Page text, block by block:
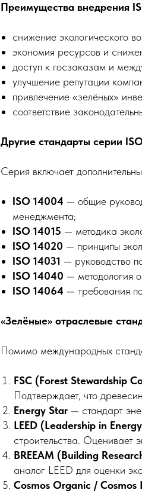
Преимущества внедрения
снижение экологического
экономия ресурсов и
доступ к госзаказам и
улучшение репутации
привлечение «зелёных»
соответствие
Другие стандарты серии
Серия включает
ISO 14004 — общие
менеджмента;
ISO 14015 — методика
ISO 14020 — принципы
ISO 14031 — руководство
ISO 14040 — методология
ISO 14064 — требования
«Зелёные» отраслевые
Помимо международных
FSC (Forest Stewardship
Подтверждает, что
Energy Star — стандарт
LEED (Leadership in
строительства. Оценивает
BREEAM (Building
аналог LEED для оценки
Cosmos Organic / Cosmos